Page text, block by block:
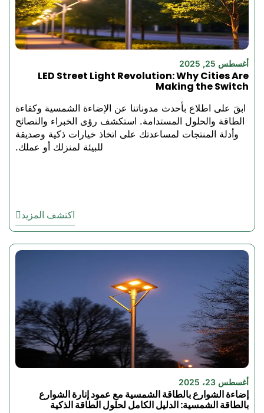
2. تحسين السطوع والوضوح.
ممتاز فوق سقوف 20 قدماً
يوفر توزيعًا ضوئيًا منتشرًا غير
خاليًا من الصناديق
تعزيز مستويات السلامة
وكفاءة الموظفين
3. عمر افتراضي طويل / صيانة
المتكرر
استخدامات مصابيح
LED عالية الخليج
مصابيح (ليد) عالية الإضاءة لدينا
التطبيقات التجارية والصناعية:
أغسطس 25, 2025
LED Street Light Revolution: Why Cities Are
Making the Switch
ابقَ على اطلاع بأحدث مدوناتنا عن الإضاءة الشمسية وكفاءة
الطاقة والحلول المستدامة. استكشف رؤى الخبراء والنصائح
وأدلة المنتجات لمساعدتك على اتخاذ خيارات ذكية وصديقة
للبيئة لمنزلك أو عملك.
اكتشف المزيد
أغسطس 23، 2025
إضاءة الشوارع بالطاقة الشمسية مع عمود إنارة الشوارع
بالطاقة الشمسية: الدليل الكامل لحلول الطاقة الذكية